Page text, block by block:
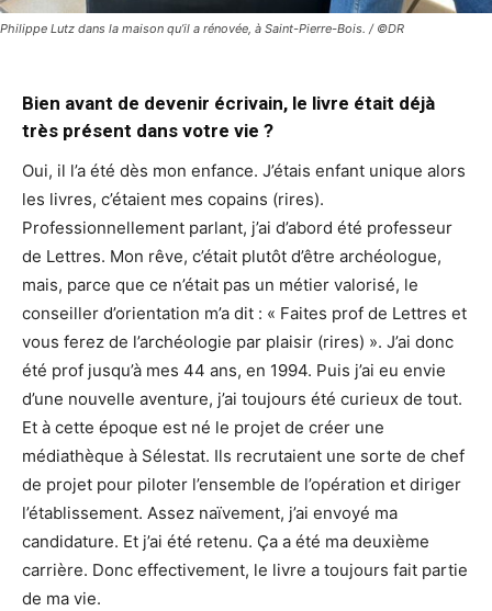
Philippe Lutz dans la maison qu’il a rénovée, à Saint-Pierre-Bois. / ©DR
Bien avant de devenir écrivain, le livre était déjà
très présent dans votre vie ?
Oui, il l’a été dès mon enfance. J’étais enfant unique alors
les livres, c’étaient mes copains (rires).
Professionnellement parlant, j’ai d’abord été professeur
de Lettres. Mon rêve, c’était plutôt d’être archéologue,
mais, parce que ce n’était pas un métier valorisé, le
conseiller d’orientation m’a dit : « Faites prof de Lettres et
vous ferez de l’archéologie par plaisir (rires) ». J’ai donc
été prof jusqu’à mes 44 ans, en 1994. Puis j’ai eu envie
d’une nouvelle aventure, j’ai toujours été curieux de tout.
Et à cette époque est né le projet de créer une
médiathèque à Sélestat. Ils recrutaient une sorte de chef
de projet pour piloter l’ensemble de l’opération et diriger
l’établissement. Assez naïvement, j’ai envoyé ma
candidature. Et j’ai été retenu. Ça a été ma deuxième
carrière. Donc effectivement, le livre a toujours fait partie
de ma vie.